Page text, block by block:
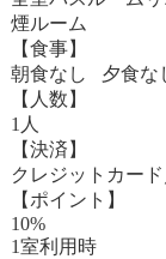
煙ルーム
【食事】
朝食なし 夕食な
【人数】
1人
【決済】
クレジットカー
【ポイント】
10%
1室利用時